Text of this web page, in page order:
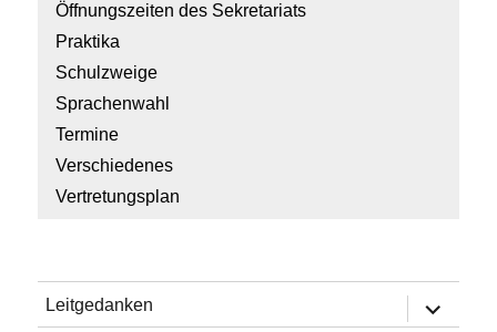
Öffnungszeiten des Sekretariats
Praktika
Schulzweige
Sprachenwahl
Termine
Verschiedenes
Vertretungsplan
Leitgedanken
öffnen